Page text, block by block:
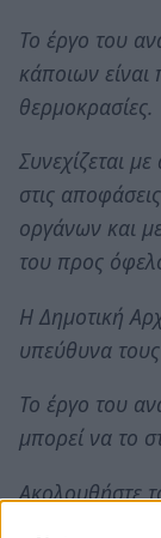
Το έργο του
κάποιων
θερμοκρασίες.
Συνεχίζεται
στις
οργάνων και
του προς
Η Δημοτική
υπεύθυνα τους
Το έργο του
μπορεί να το
Ακολουθήστε